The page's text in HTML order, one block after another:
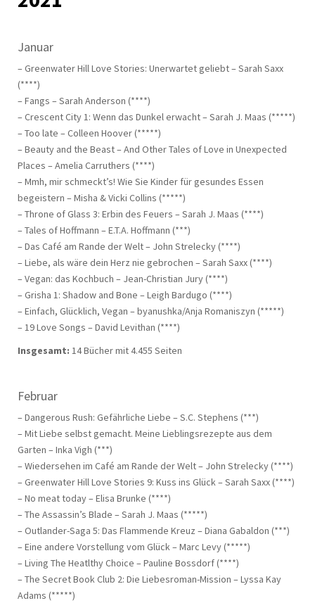
Januar
– Greenwater Hill Love Stories: Unerwartet geliebt – Sarah Saxx
(****)
– Fangs – Sarah Anderson (****)
– Crescent City 1: Wenn das Dunkel erwacht – Sarah J. Maas (*****)
– Too late – Colleen Hoover (*****)
– Beauty and the Beast – And Other Tales of Love in Unexpected
Places – Amelia Carruthers (****)
– Mmh, mir schmeckt’s! Wie Sie Kinder für gesundes Essen
begeistern – Misha & Vicki Collins (*****)
– Throne of Glass 3: Erbin des Feuers – Sarah J. Maas (****)
– Tales of Hoffmann – E.T.A. Hoffmann (***)
– Das Café am Rande der Welt – John Strelecky (****)
– Liebe, als wäre dein Herz nie gebrochen – Sarah Saxx (****)
– Vegan: das Kochbuch – Jean-Christian Jury (****)
– Grisha 1: Shadow and Bone – Leigh Bardugo (****)
– Einfach, Glücklich, Vegan – byanushka/Anja Romaniszyn (*****)
– 19 Love Songs – David Levithan (****)
Insgesamt: 14 Bücher mit 4.455 Seiten
Februar
– Dangerous Rush: Gefährliche Liebe – S.C. Stephens (***)
– Mit Liebe selbst gemacht. Meine Lieblingsrezepte aus dem
Garten – Inka Vigh (***)
– Wiedersehen im Café am Rande der Welt – John Strelecky (****)
– Greenwater Hill Love Stories 9: Kuss ins Glück – Sarah Saxx (****)
– No meat today – Elisa Brunke (****)
– The Assassin’s Blade – Sarah J. Maas (*****)
– Outlander-Saga 5: Das Flammende Kreuz – Diana Gabaldon (***)
– Eine andere Vorstellung vom Glück – Marc Levy (*****)
– Living The Heatlthy Choice – Pauline Bossdorf (****)
– The Secret Book Club 2: Die Liebesroman-Mission – Lyssa Kay
Adams (*****)